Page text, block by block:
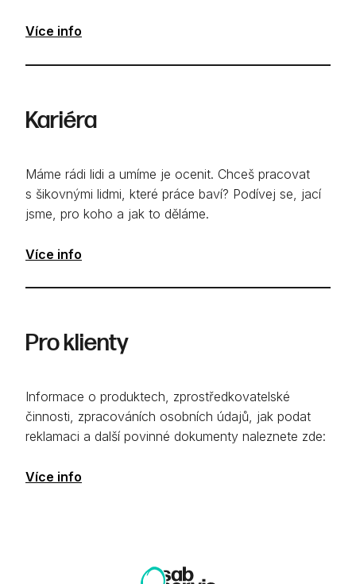
Více info
Kariéra
Máme rádi lidi a umíme je ocenit. Chceš pracovat
s šikovnými lidmi, které práce baví? Podívej se, jací
jsme, pro koho a jak to děláme.
Více info
Pro klienty
Informace o produktech, zprostředkovatelské
činnosti, zpracováních osobních údajů, jak podat
reklamaci a další povinné dokumenty naleznete zde:
Více info